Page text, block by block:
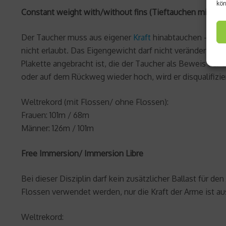
Constant weight with/without fins (Tieftauchen mit
Der Taucher muss aus eigener Kraft hinabtauchen –
nicht erlaubt. Das Eigengewicht darf nicht verändert
Plakette angebracht ist, die der Taucher als Beweis
oder auf dem Rückweg wieder hoch, wird er
Weltrekord (mit Flossen/ ohne Flossen):
Frauen: 101m / 68m
Männer: 126m / 101m
Free Immersion/ Immersion Libre
Bei dieser Disziplin darf kein zusätzlicher Ballast für
Flossen verwendet werden, nur die Kraft der Arme ist
Weltrekord: